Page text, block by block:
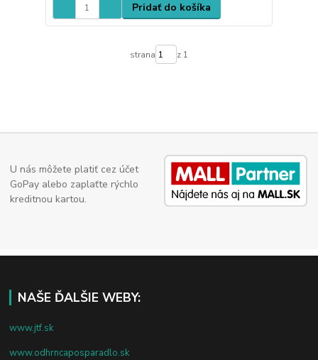
Pridať do košíka
strana z 1
U nás môžete platiť cez účet
GoPay alebo zaplaťte rýchlo
kreditnou kartou.
NAŠE ĎALŠIE WEBY:
www.jtf.sk
www.odhrncaposparadlo.sk